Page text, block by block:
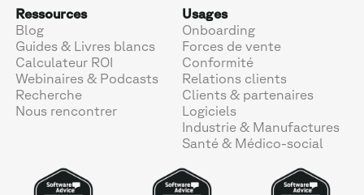
Ressources
Blog
Guides & Livres blancs
Calculateur ROI
Webinaires & Podcasts
Recherche
Nous rencontrer
Usages
Onboarding
Forces de vente
Conformité
Relations clients
Clients & partenaires
Logiciels
Industrie & Manufactures
Santé & Médico-social